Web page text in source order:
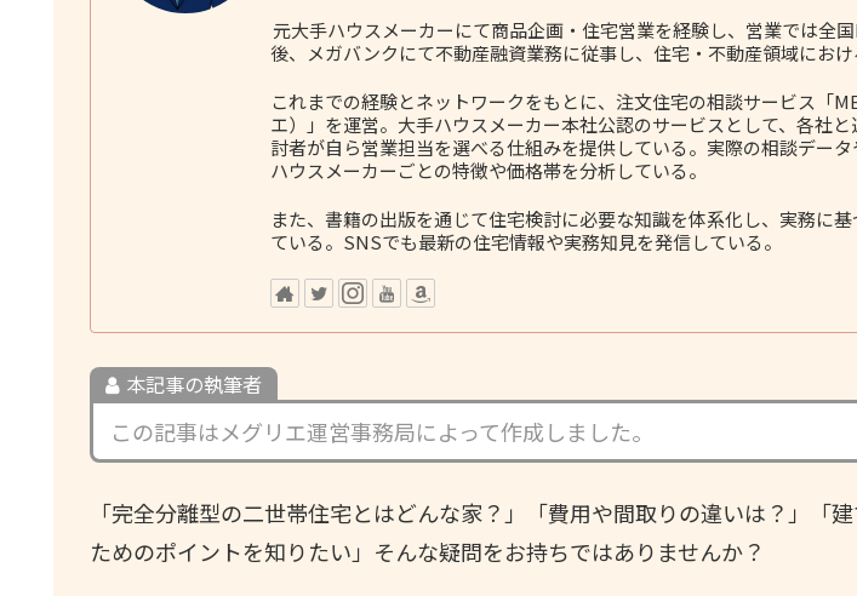
元大手ハウスメーカーにて商品企画・住宅営業を経験し、営業では全
後、メガバンクにて不動産融資業務に従事し、住宅・不動産領域におけ
これまでの経験とネットワークをもとに、注文住宅の相談サービス「
エ）」を運営。大手ハウスメーカー本社公認のサービスとして、各社
討者が自ら営業担当を選べる仕組みを提供している。実際の相談データ
ハウスメーカーごとの特徴や価格帯を分析している。
また、書籍の出版を通じて住宅検討に必要な知識を体系化し、実務に
ている。SNSでも最新の住宅情報や実務知見を発信している。
本記事の執筆者
この記事はメグリエ運営事務局によって作成しました。
「完全分離型の二世帯住宅とはどんな家？」「費用や間取りの違いは？」「
ためのポイントを知りたい」そんな疑問をお持ちではありませんか？